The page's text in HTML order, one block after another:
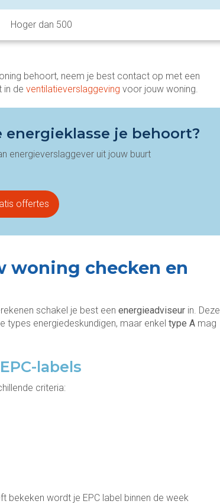
Hoger dan 500
behoort, neem je best contact op met een
in de ventilatieverslaggeving voor jouw woning.
je behoort?
energieverslaggever uit jouw buurt
offertes
woning checken en
schakel je best een energieadviseur in. Deze
types energiedeskundigen, maar enkel type A mag
labels
criteria:
bekeken wordt je EPC label binnen de week